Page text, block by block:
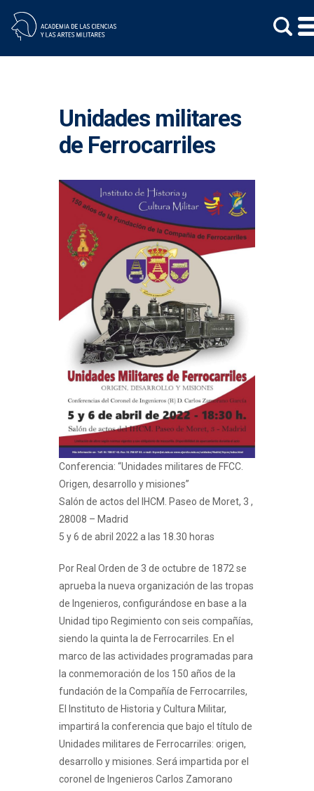
Unidades militares
de Ferrocarriles
Conferencia: “Unidades militares de FFCC.
Origen, desarrollo y misiones”
Salón de actos del IHCM. Paseo de Moret, 3 ,
28008 – Madrid
5 y 6 de abril 2022 a las 18.30 horas
Por Real Orden de 3 de octubre de 1872 se
aprueba la nueva organización de las tropas
de Ingenieros, configurándose en base a la
Unidad tipo Regimiento con seis compañías,
siendo la quinta la de Ferrocarriles. En el
marco de las actividades programadas para
la conmemoración de los 150 años de la
fundación de la Compañía de Ferrocarriles,
El Instituto de Historia y Cultura Militar,
impartirá la conferencia que bajo el título de
Unidades militares de Ferrocarriles: origen,
desarrollo y misiones. Será impartida por el
coronel de Ingenieros Carlos Zamorano